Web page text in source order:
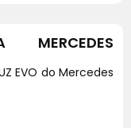
MERCEDES
EVO do Mercedes